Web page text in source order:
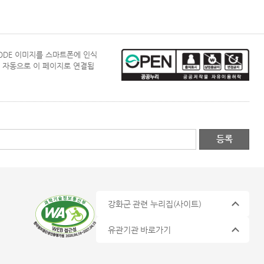
이미지를 스마트폰에 인식
자동으로 이 페이지로 연결됩
강화군 관련 누리집(사이트)
유관기관 바로가기